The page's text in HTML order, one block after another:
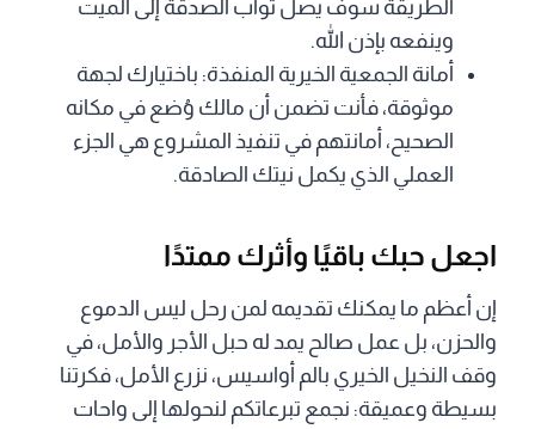
الطريقة سوف يصل ثواب الصدقة إلى الميت
وينفعه بإذن الله.
أمانة الجمعية الخيرية المنفذة: باختيارك لجهة
موثوقة، فأنت تضمن أن مالك وُضع في مكانه
الصحيح، أمانتهم في تنفيذ المشروع هي الجزء
العملي الذي يكمل نيتك الصادقة.
اجعل حبك باقيًا وأثرك ممتدًا
إن أعظم ما يمكنك تقديمه لمن رحل ليس الدموع
والحزن، بل عمل صالح يمد له حبل الأجر والأمل، في
وقف النخيل الخيري بالم أواسيس، نزرع الأمل، فكرتنا
بسيطة وعميقة: نجمع تبرعاتكم لنحولها إلى واحات